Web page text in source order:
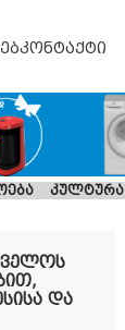
კონტაქტი
კულტურა
და